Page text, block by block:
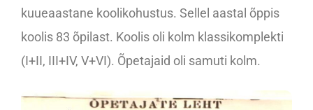
kuueaastane koolikohustus. Sellel aastal õppis
koolis 83 õpilast. Koolis oli kolm klassikomplekti
(I+II, III+IV, V+VI). Õpetajaid oli samuti kolm.